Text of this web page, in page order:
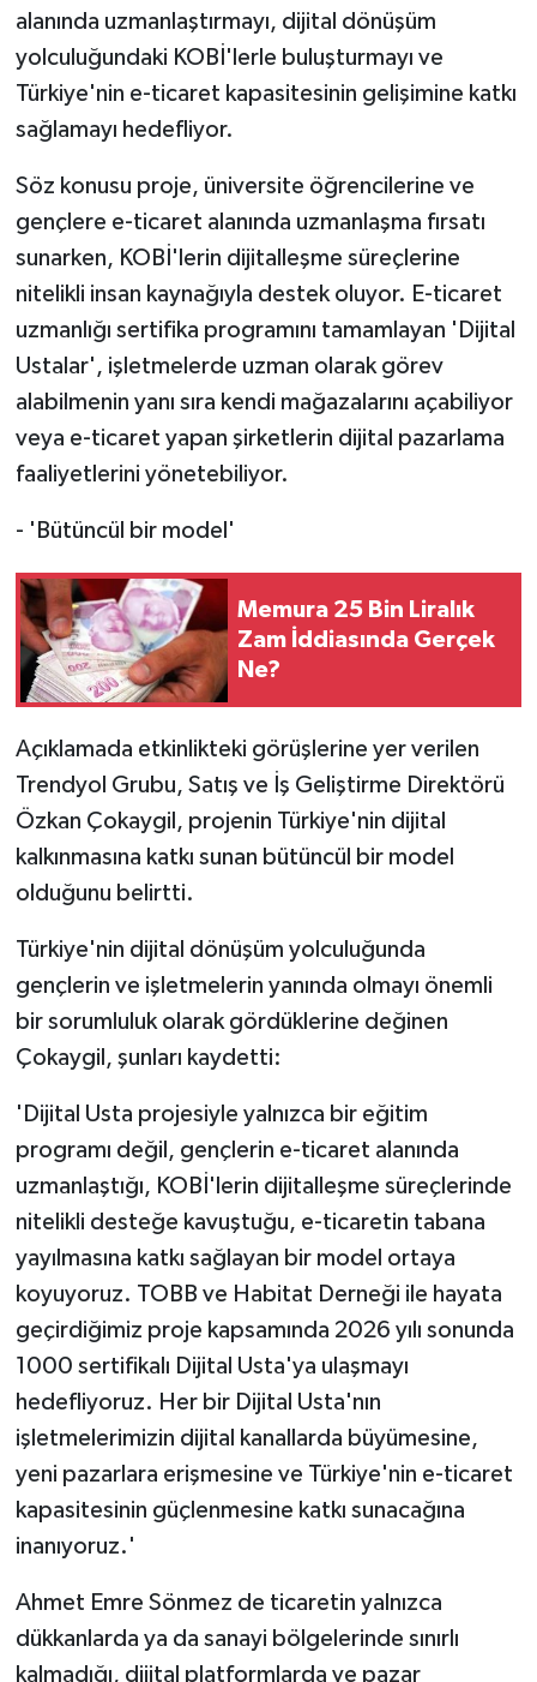
alanında uzmanlaştırmayı, dijital dönüşüm
yolculuğundaki KOBİ'lerle buluşturmayı ve
Türkiye'nin e-ticaret kapasitesinin gelişimine katkı
sağlamayı hedefliyor.
Söz konusu proje, üniversite öğrencilerine ve
gençlere e-ticaret alanında uzmanlaşma fırsatı
sunarken, KOBİ'lerin dijitalleşme süreçlerine
nitelikli insan kaynağıyla destek oluyor. E-ticaret
uzmanlığı sertifika programını tamamlayan 'Dijital
Ustalar', işletmelerde uzman olarak görev
alabilmenin yanı sıra kendi mağazalarını açabiliyor
veya e-ticaret yapan şirketlerin dijital pazarlama
faaliyetlerini yönetebiliyor.
- 'Bütüncül bir model'
Memura 25 Bin Liralık
Zam İddiasında Gerçek
Ne?
Açıklamada etkinlikteki görüşlerine yer verilen
Trendyol Grubu, Satış ve İş Geliştirme Direktörü
Özkan Çokaygil, projenin Türkiye'nin dijital
kalkınmasına katkı sunan bütüncül bir model
olduğunu belirtti.
Türkiye'nin dijital dönüşüm yolculuğunda
gençlerin ve işletmelerin yanında olmayı önemli
bir sorumluluk olarak gördüklerine değinen
Çokaygil, şunları kaydetti:
'Dijital Usta projesiyle yalnızca bir eğitim
programı değil, gençlerin e-ticaret alanında
uzmanlaştığı, KOBİ'lerin dijitalleşme süreçlerinde
nitelikli desteğe kavuştuğu, e-ticaretin tabana
yayılmasına katkı sağlayan bir model ortaya
koyuyoruz. TOBB ve Habitat Derneği ile hayata
geçirdiğimiz proje kapsamında 2026 yılı sonunda
1000 sertifikalı Dijital Usta'ya ulaşmayı
hedefliyoruz. Her bir Dijital Usta'nın
işletmelerimizin dijital kanallarda büyümesine,
yeni pazarlara erişmesine ve Türkiye'nin e-ticaret
kapasitesinin güçlenmesine katkı sunacağına
inanıyoruz.'
Ahmet Emre Sönmez de ticaretin yalnızca
dükkanlarda ya da sanayi bölgelerinde sınırlı
kalmadığı, dijital platformlarda ve pazar